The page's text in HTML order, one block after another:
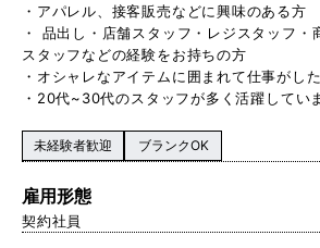
・アパレル、接客販売などに興味のある方
・ 品出し・店舗スタッフ・レジスタッフ・
スタッフなどの経験をお持ちの方
・オシャレなアイテムに囲まれて仕事がし
・20代~30代のスタッフが多く活躍してい
未経験者歓迎 ブランクOK
雇用形態
契約社員